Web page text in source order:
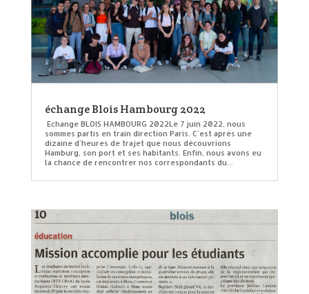
échange Blois Hambourg 2022
Echange BLOIS HAMBOURG 2022Le 7 juin 2022, nous
sommes partis en train direction Paris. C'est après une
dizaine d'heures de trajet que nous découvrions
Hamburg, son port et ses habitants. Enfin, nous avons eu
la chance de rencontrer nos correspondants du...